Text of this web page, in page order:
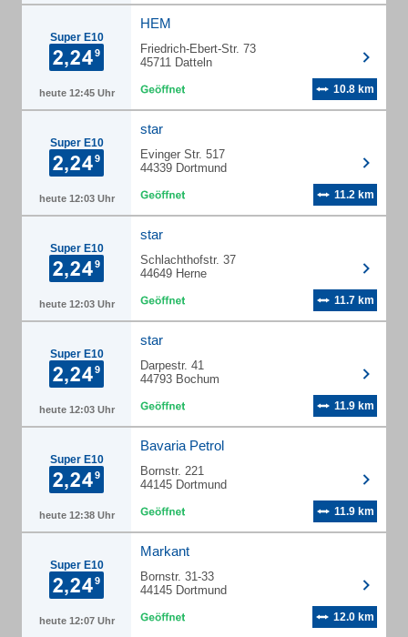
Super E10
heute 12:45 Uhr
HEM
Friedrich-Ebert-Str. 73
45711 Datteln
10.8 km
Super E10
heute 12:03 Uhr
star
Evinger Str. 517
44339 Dortmund
11.2 km
Super E10
heute 12:03 Uhr
star
Schlachthofstr. 37
44649 Herne
11.7 km
Super E10
heute 12:03 Uhr
star
Darpestr. 41
44793 Bochum
11.9 km
Super E10
heute 12:38 Uhr
Bavaria Petrol
Bornstr. 221
44145 Dortmund
11.9 km
Super E10
heute 12:07 Uhr
Markant
Bornstr. 31-33
44145 Dortmund
12.0 km